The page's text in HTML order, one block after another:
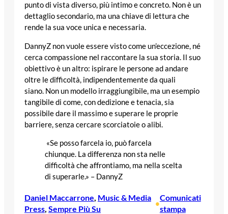
punto di vista diverso, più intimo e concreto. Non è un
dettaglio secondario, ma una chiave di lettura che
rende la sua voce unica e necessaria.
DannyZ non vuole essere visto come un’eccezione, né
cerca compassione nel raccontare la sua storia. Il suo
obiettivo è un altro: ispirare le persone ad andare
oltre le difficoltà, indipendentemente da quali
siano. Non un modello irraggiungibile, ma un esempio
tangibile di come, con dedizione e tenacia, sia
possibile dare il massimo e superare le proprie
barriere, senza cercare scorciatoie o alibi.
«Se posso farcela io, può farcela
chiunque. La differenza non sta nelle
difficoltà che affrontiamo, ma nella scelta
di superarle.» – DannyZ
Daniel Maccarrone, Music & Media
Press, Sempre Più Su
•
Comunicati
stampa